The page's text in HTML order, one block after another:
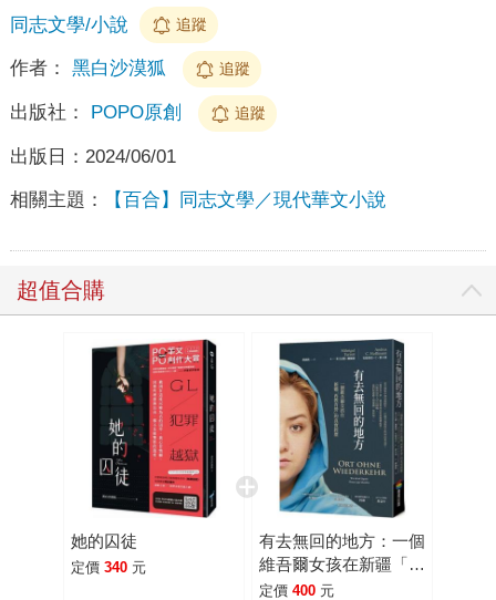
同志文學/小說
追蹤
作者： 黑白沙漠狐 追蹤
出版社： POPO原創 追蹤
出版日： 2024/06/01
相關主題： 【百合】同志文學／現代華文小說
超值合購
她的囚徒
定價 340 元
有去無回的地方：一個
維吾爾女孩在新疆「再
教育營」的真實經歷
定價 400 元